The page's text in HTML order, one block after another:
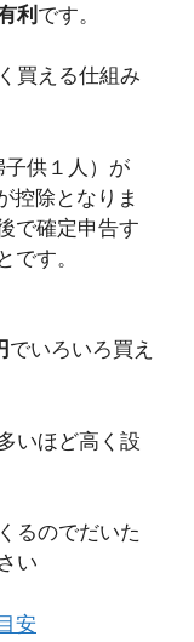
利 です。
買える仕組み
供１人）が
控除となりま
で確定申告す
です。
でいろいろ買え
いほど高く設
るのでだいた
い
安